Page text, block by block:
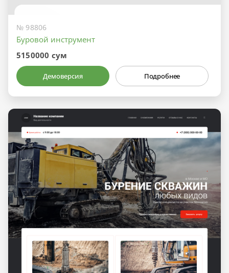
№ 98806
Буровой инструмент
5150000 сум
Демоверсия Подробнее